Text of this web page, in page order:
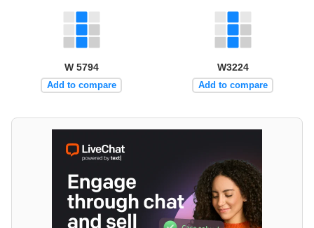
W 5794
Add to compare
W3224
Add to compare